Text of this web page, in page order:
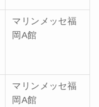
マリンメッセ福
岡A館
マリンメッセ福
岡A館